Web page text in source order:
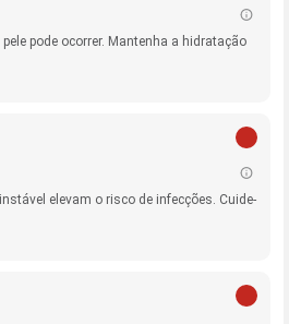
pode ocorrer. Mantenha a hidratação
elevam o risco de infecções. Cuide-